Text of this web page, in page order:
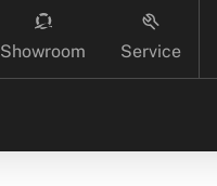
Showroom Service